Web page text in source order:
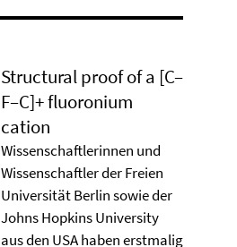
Structural proof of a [C–
F–C]+ ﬂuoronium
cation
Wissenschaftlerinnen und
Wissenschaftler der Freien
Universität Berlin sowie der
Johns Hopkins University
aus den USA haben erstmalig